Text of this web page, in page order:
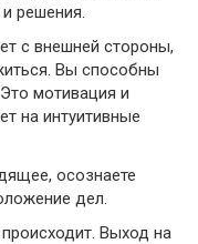
решения.
с внешней стороны,
Вы способны
мотивация и
на интуитивные
осознаете
дел.
Выход на